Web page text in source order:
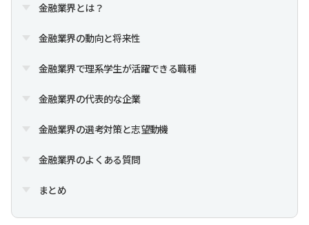
金融業界とは？
金融業界の動向と将来性
金融業界で理系学生が活躍できる職種
金融業界の代表的な企業
金融業界の選考対策と志望動機
金融業界のよくある質問
まとめ